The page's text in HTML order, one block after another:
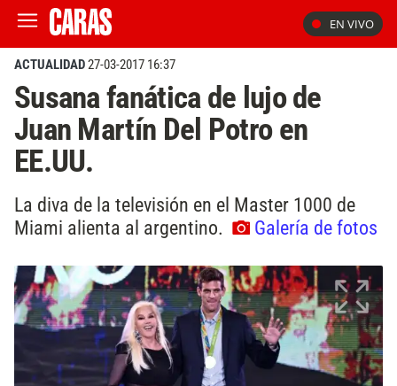
EN VIVO
ACTUALIDAD27-03-2017 16:37
Susana fanática de lujo de
Juan Martín Del Potro en
EE.UU.
La diva de la televisión en el Master 1000 de
Miami alienta al argentino.
Galería de fotos